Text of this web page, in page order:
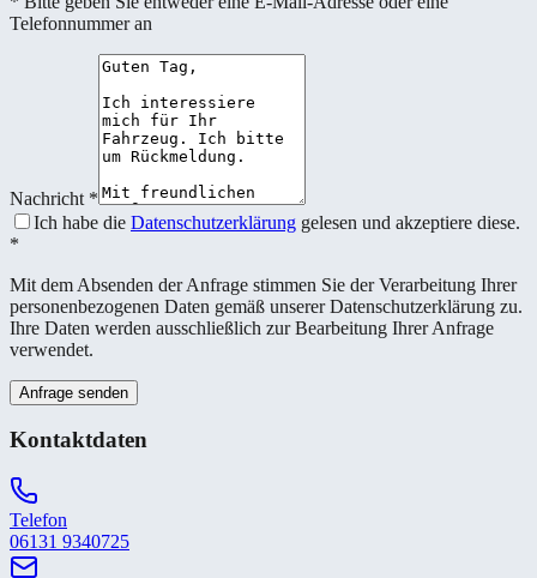
Telefonnummer an
Nachricht *
Ich habe die Datenschutzerklärung gelesen und akzeptiere diese.
*
Mit dem Absenden der Anfrage stimmen Sie der Verarbeitung Ihrer
personenbezogenen Daten gemäß unserer Datenschutzerklärung zu.
Ihre Daten werden ausschließlich zur Bearbeitung Ihrer Anfrage
verwendet.
Anfrage senden
Kontaktdaten
Telefon
06131 9340725